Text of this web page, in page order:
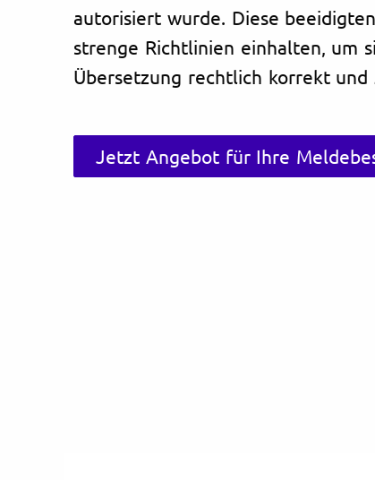
autorisiert wurde. Diese
strenge Richtlinien einhalten, um
Übersetzung rechtlich korrekt und
Jetzt Angebot für Ihre